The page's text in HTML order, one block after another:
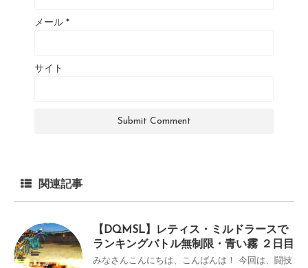
メール *
サイト
関連記事
【DQMSL】レティス・ミルドラースで
ランキングバトル無制限・青い霧 ２日目
みなさんこんにちは、こんばんは！ 今回は、闘技